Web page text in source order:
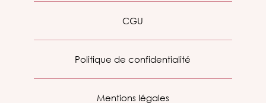
CGU
Politique de confidentialité
Mentions légales